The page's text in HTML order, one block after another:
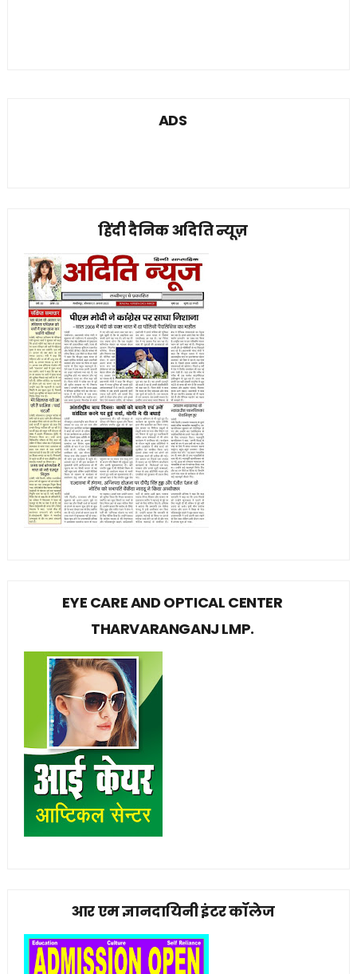
ADS
हिंदी दैनिक अदिति न्यूज़
EYE CARE AND OPTICAL CENTER
THARVARANGANJ LMP.
आर एम ज्ञानदायिनी इंटर कॉलेज